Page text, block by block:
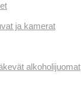
ja kamerat
alkoholijuomat